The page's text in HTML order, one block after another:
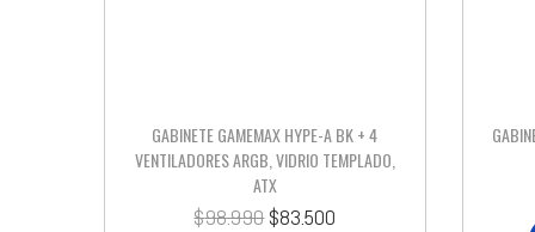
GABINETE GAMEMAX HYPE-A BK + 4
VENTILADORES ARGB, VIDRIO TEMPLADO,
ATX
$98.990$83.500